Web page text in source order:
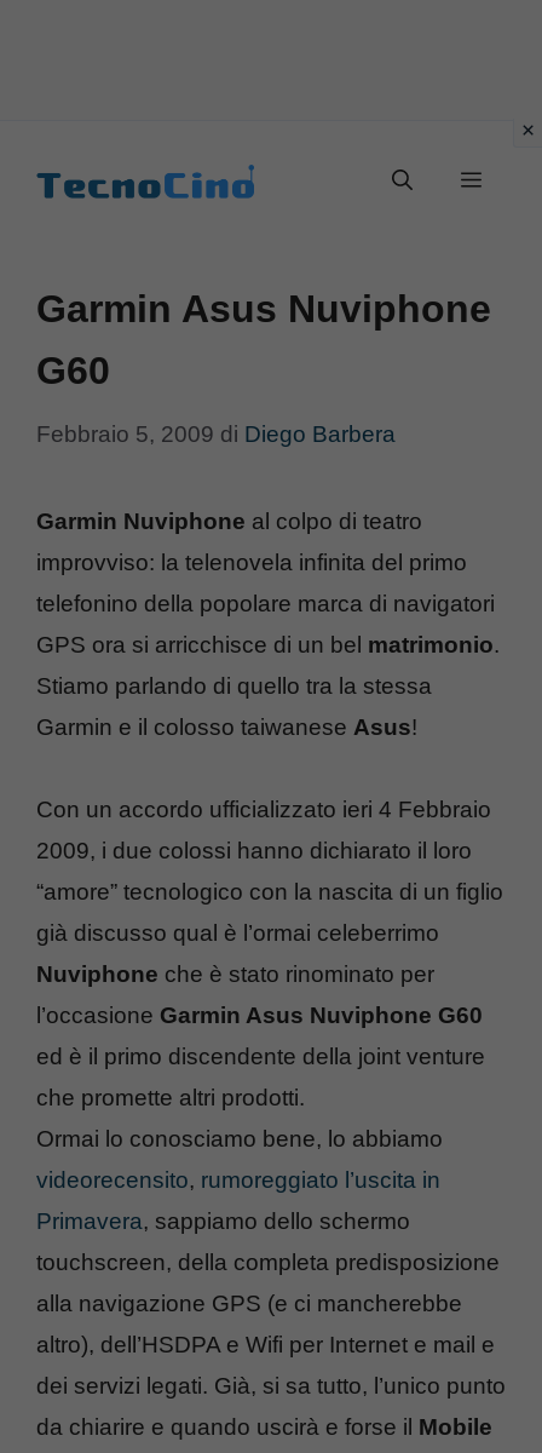
Menu
Garmin Asus Nuviphone
G60
Febbraio 5, 2009 di Diego Barbera
Garmin Nuviphone al colpo di teatro
improvviso: la telenovela infinita del primo
telefonino della popolare marca di navigatori
GPS ora si arricchisce di un bel matrimonio.
Stiamo parlando di quello tra la stessa
Garmin e il colosso taiwanese Asus!
Con un accordo ufficializzato ieri 4 Febbraio
2009, i due colossi hanno dichiarato il loro
“amore” tecnologico con la nascita di un figlio
già discusso qual è l’ormai celeberrimo
Nuviphone che è stato rinominato per
l’occasione Garmin Asus Nuviphone G60
ed è il primo discendente della joint venture
che promette altri prodotti.
Ormai lo conosciamo bene, lo abbiamo
videorecensito, rumoreggiato l’uscita in
Primavera, sappiamo dello schermo
touchscreen, della completa predisposizione
alla navigazione GPS (e ci mancherebbe
altro), dell’HSDPA e Wifi per Internet e mail e
dei servizi legati. Già, si sa tutto, l’unico punto
da chiarire e quando uscirà e forse il Mobile